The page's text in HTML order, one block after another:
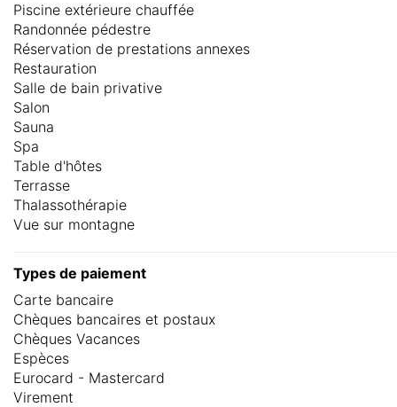
Piscine extérieure chauffée
Randonnée pédestre
Réservation de prestations annexes
Restauration
Salle de bain privative
Salon
Sauna
Spa
Table d'hôtes
Terrasse
Thalassothérapie
Vue sur montagne
Types de paiement
Carte bancaire
Chèques bancaires et postaux
Chèques Vacances
Espèces
Eurocard - Mastercard
Virement